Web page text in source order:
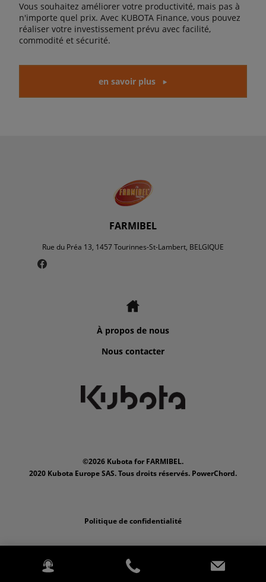
Vous souhaitez améliorer votre productivité, mais pas à
n'importe quel prix. Avec KUBOTA Finance, vous pouvez
réaliser votre investissement prévu avec facilité,
commodité et sécurité.
en savoir plus
FARMIBEL
Rue du Préa 13, 1457 Tourinnes-St-Lambert, BELGIQUE
À propos de nous
Nous contacter
©2026 Kubota for FARMIBEL.
2020 Kubota Europe SAS. Tous droits réservés. PowerChord.
Politique de confidentialité